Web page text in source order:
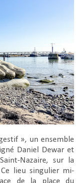
», un ensemble
Daniel Dewar et
Nazaire, sur la
lieu singulier mi-